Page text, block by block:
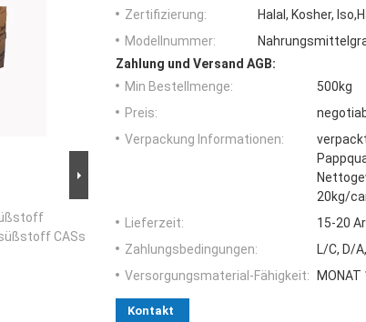
CASs
Zertifizierung:
Halal, Kosher,
Modellnummer:
Zahlung und Versand AGB:
Min Bestellmenge:
500kg
Preis:
Verpackung Informationen:
20kg/
Lieferzeit:
15-20
Zahlungsbedingungen:
L/C, D/
Versorgungsmaterial-Fähigkeit:
Kontakt